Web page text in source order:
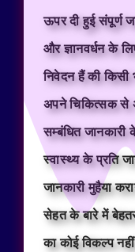
ऊपर दी हुई संपूर्ण
और ज्ञानवर्धन के
निवेदन हैं की
अपने चिकित्सक से
सम्बंधित
स्वास्थ्य के प्रति
जानकारी मुहैया
सेहत के बारे में
का कोई विकल्प